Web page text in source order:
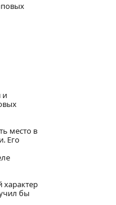
и
место в
Его
бы